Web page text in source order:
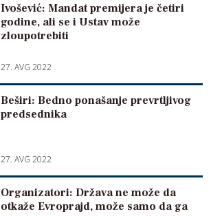
Ivošević: Mandat premijera je četiri
godine, ali se i Ustav može
zloupotrebiti
27. AVG 2022
Beširi: Bedno ponašanje prevrtljivog
predsednika
27. AVG 2022
Organizatori: Država ne može da
otkaže Evroprajd, može samo da ga